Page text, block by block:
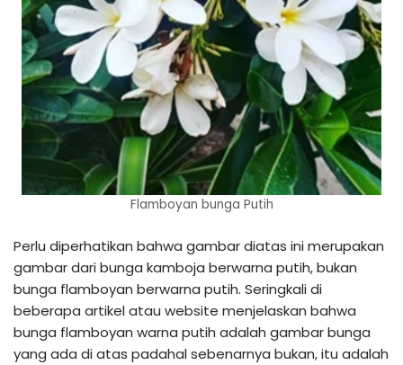
Flamboyan bunga Putih
Perlu diperhatikan bahwa gambar diatas ini merupakan
gambar dari bunga kamboja berwarna putih, bukan
bunga flamboyan berwarna putih. Seringkali di
beberapa artikel atau website menjelaskan bahwa
bunga flamboyan warna putih adalah gambar bunga
yang ada di atas padahal sebenarnya bukan, itu adalah